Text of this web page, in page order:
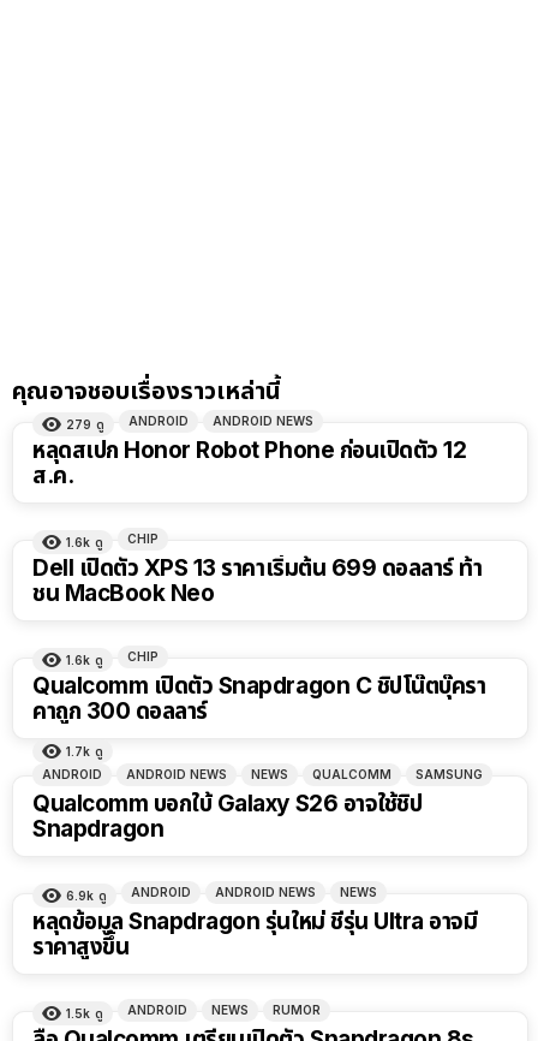
คุณอาจชอบเรื่องราวเหล่านี้
279 ดู ANDROID ANDROID NEWS
หลุดสเปก Honor Robot Phone ก่อนเปิดตัว 12
ส.ค.
1.6k ดู CHIP
Dell เปิดตัว XPS 13 ราคาเริ่มต้น 699 ดอลลาร์ ท้า
ชน MacBook Neo
1.6k ดู CHIP
Qualcomm เปิดตัว Snapdragon C ชิปโน๊ตบุ๊ครา
คาถูก 300 ดอลลาร์
1.7k ดู
ANDROID
ANDROID NEWS NEWS QUALCOMM SAMSUNG
Qualcomm บอกใบ้ Galaxy S26 อาจใช้ชิป
Snapdragon
6.9k ดู ANDROID ANDROID NEWS NEWS
หลุดข้อมูล Snapdragon รุ่นใหม่ ชี้รุ่น Ultra อาจมี
ราคาสูงขึ้น
1.5k ดู ANDROID NEWS RUMOR